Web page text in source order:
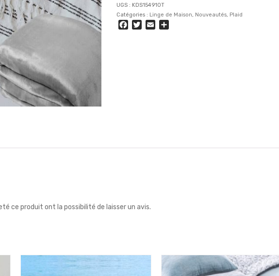
220
x
UGS : KDS154910T
Catégories : Linge de Maison, Nouveautés, Plaid
Facebook
Twitter
Email
ce produit ont la possibilité de laisser un avis.